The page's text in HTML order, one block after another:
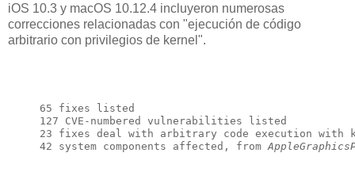
iOS 10.3 y macOS 10.12.4 incluyeron numerosas
correcciones relacionadas con "ejecución de código
arbitrario con privilegios de kernel".
65 fixes listed
127 CVE-numbered vulnerabilities listed
23 fixes deal with arbitrary code execution with
42 system components affected, from